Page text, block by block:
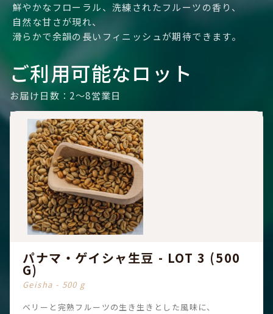
鮮やかなフローラル、洗練されたフルーツの香り、
自然な甘さが現れ、
滑らかで余韻の長いフィニッシュが期待できます。
ご利用可能なロット
お届け日数：2～8営業日
パナマ・ゲイシャ生豆 - LOT 3 (500
G)
Geisha - 500 g
ベリーと完熟フルーツの生き生きとした風味に、